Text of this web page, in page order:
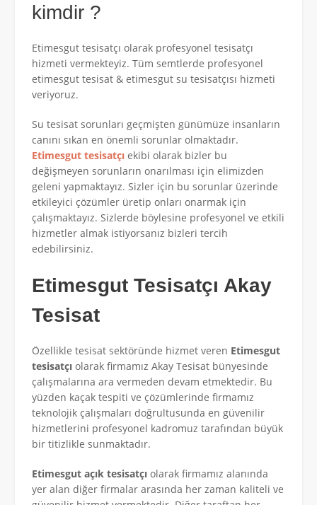
kimdir ?
Etimesgut tesisatçı olarak profesyonel tesisatçı
hizmeti vermekteyiz. Tüm semtlerde profesyonel
etimesgut tesisat & etimesgut su tesisatçısı hizmeti
veriyoruz.
Su tesisat sorunları geçmişten günümüze insanların
canını sıkan en önemli sorunlar olmaktadır.
Etimesgut tesisatçı ekibi olarak bizler bu
değişmeyen sorunların onarılması için elimizden
geleni yapmaktayız. Sizler için bu sorunlar üzerinde
etkileyici çözümler üretip onları onarmak için
çalışmaktayız. Sizlerde böylesine profesyonel ve etkili
hizmetler almak istiyorsanız bizleri tercih
edebilirsiniz.
Etimesgut Tesisatçı Akay
Tesisat
Özellikle tesisat sektöründe hizmet veren Etimesgut
tesisatçı olarak firmamız Akay Tesisat bünyesinde
çalışmalarına ara vermeden devam etmektedir. Bu
yüzden kaçak tespiti ve çözümlerinde firmamız
teknolojik çalışmaları doğrultusunda en güvenilir
hizmetlerini profesyonel kadromuz tarafından büyük
bir titizlikle sunmaktadır.
Etimesgut açık tesisatçı olarak firmamız alanında
yer alan diğer firmalar arasında her zaman kaliteli ve